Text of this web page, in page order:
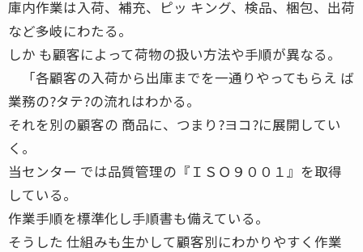
庫内作業は入荷、補充、ピッ キング、検品、梱包、出荷
など多岐にわたる。
しか も顧客によって荷物の扱い方法や手順が異なる。
「各顧客の入荷から出庫までを一通りやってもらえ ば
業務の?タテ?の流れはわかる。
それを別の顧客の 商品に、つまり?ヨコ?に展開してい
く。
当センター では品質管理の『ＩＳＯ９００１』を取得
している。
作業手順を標準化し手順書も備えている。
そうした 仕組みも生かして顧客別にわかりやすく作業